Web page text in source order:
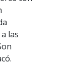
las